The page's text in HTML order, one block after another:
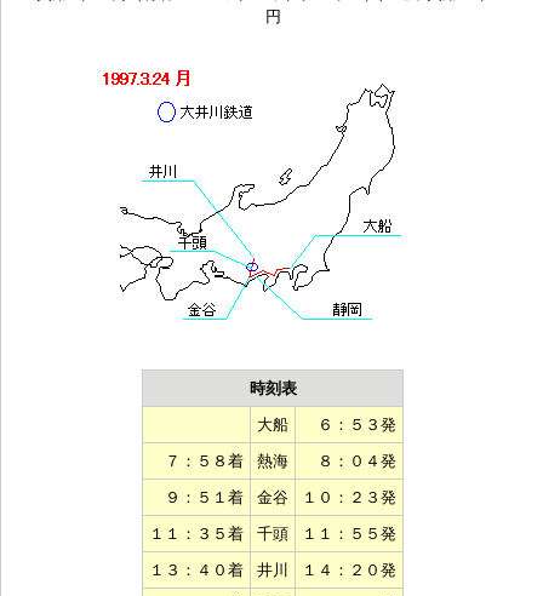
円
時刻表
大船
６：５３発
７：５８着
熱海
８：０４発
９：５１着
金谷
１０：２３発
１１：３５着
千頭
１１：５５発
１３：４０着
井川
１４：２０発